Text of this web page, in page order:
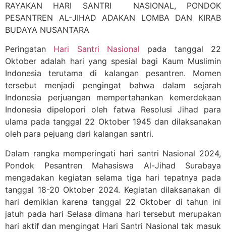
RAYAKAN HARI SANTRI NASIONAL, PONDOK
PESANTREN AL-JIHAD ADAKAN LOMBA DAN KIRAB
BUDAYA NUSANTARA
Peringatan Hari Santri Nasional pada tanggal 22
Oktober adalah hari yang spesial bagi Kaum Muslimin
Indonesia terutama di kalangan pesantren. Momen
tersebut menjadi pengingat bahwa dalam sejarah
Indonesia perjuangan mempertahankan kemerdekaan
Indonesia dipelopori oleh fatwa Resolusi Jihad para
ulama pada tanggal 22 Oktober 1945 dan dilaksanakan
oleh para pejuang dari kalangan santri.
Dalam rangka memperingati hari santri Nasional 2024,
Pondok Pesantren Mahasiswa Al-Jihad Surabaya
mengadakan kegiatan selama tiga hari tepatnya pada
tanggal 18-20 Oktober 2024. Kegiatan dilaksanakan di
hari demikian karena tanggal 22 Oktober di tahun ini
jatuh pada hari Selasa dimana hari tersebut merupakan
hari aktif dan mengingat Hari Santri Nasional tak masuk